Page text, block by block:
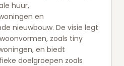
huur,
en
nieuwbouw. De visie legt
zoals tiny
en biedt
doelgroepen zoals